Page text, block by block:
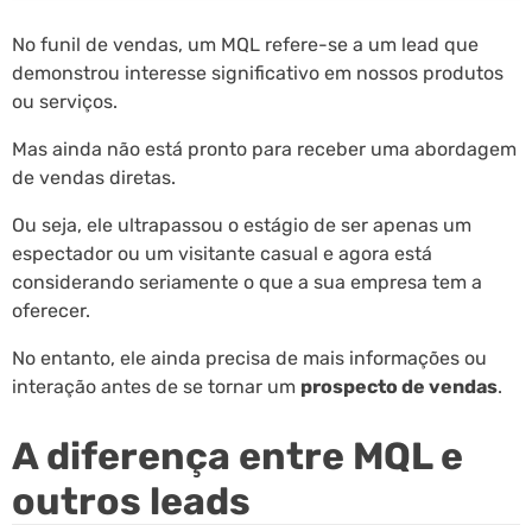
No funil de vendas, um MQL refere-se a um lead que
demonstrou interesse significativo em nossos produtos
ou serviços.
Mas ainda não está pronto para receber uma abordagem
de vendas diretas.
Ou seja, ele ultrapassou o estágio de ser apenas um
espectador ou um visitante casual e agora está
considerando seriamente o que a sua empresa tem a
oferecer.
No entanto, ele ainda precisa de mais informações ou
interação antes de se tornar um prospecto de vendas.
A diferença entre MQL e
outros leads